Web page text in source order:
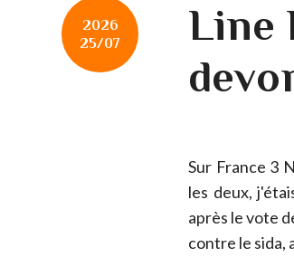
2026
25/07
Line
Sur France 3
les deux,
après le vote
contre le sida,